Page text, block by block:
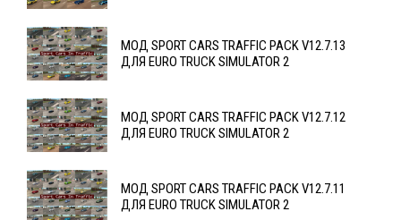
МОД SPORT CARS TRAFFIC PACK V12.7.13
ДЛЯ EURO TRUCK SIMULATOR 2
МОД SPORT CARS TRAFFIC PACK V12.7.12
ДЛЯ EURO TRUCK SIMULATOR 2
МОД SPORT CARS TRAFFIC PACK V12.7.11
ДЛЯ EURO TRUCK SIMULATOR 2